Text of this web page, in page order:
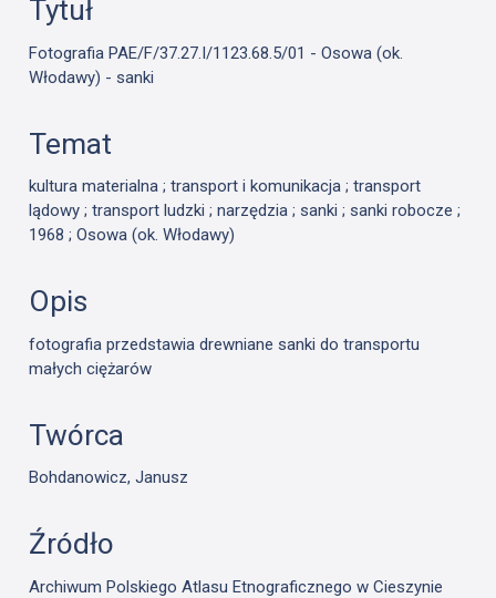
Tytuł
Fotografia PAE/F/37.27.I/1123.68.5/01 - Osowa (ok.
Włodawy) - sanki
Temat
kultura materialna ; transport i komunikacja ; transport
lądowy ; transport ludzki ; narzędzia ; sanki ; sanki robocze ;
1968 ; Osowa (ok. Włodawy)
Opis
fotografia przedstawia drewniane sanki do transportu
małych ciężarów
Twórca
Bohdanowicz, Janusz
Źródło
Archiwum Polskiego Atlasu Etnograficznego w Cieszynie